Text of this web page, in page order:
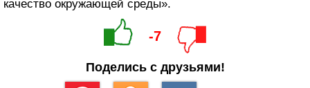
качество окружающей среды».
-7
Поделись с друзьями!